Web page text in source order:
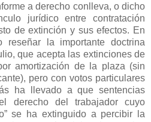
a derecho conlleva, o dicho
jurídico entre contratación
de extinción y sus efectos. En
reseñar la importante doctrina
que acepta las extinciones de
amortización de la plaza (sin
pero con votos particulares
ha llevado a que sentencias
derecho del trabajador cuyo
se ha extinguido a percibir la